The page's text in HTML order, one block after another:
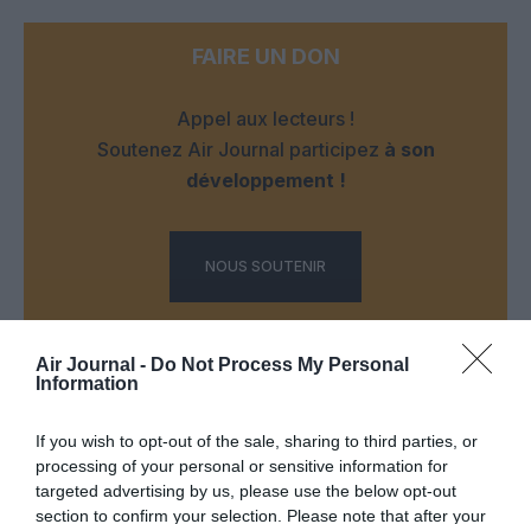
Air Journal - Do Not Process My Personal
Information
If you wish to opt-out of the sale, sharing to third parties, or
processing of your personal or sensitive information for
targeted advertising by us, please use the below opt-out
section to confirm your selection. Please note that after your
FAIRE UN DON
Appel aux lecteurs !
Soutenez Air Journal participez à son
développement !
NOUS SOUTENIR
DERNIERS COMMENTAIRES